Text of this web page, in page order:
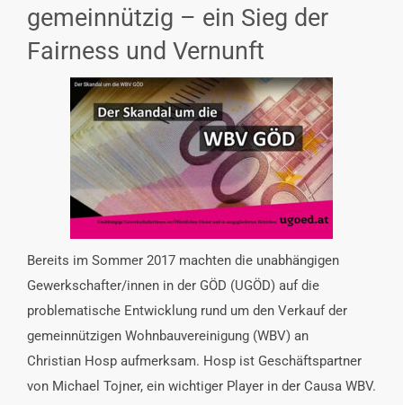
RECHT
VERANSTALTUNGEN
INTERESSENSVERTRETUNG
KONTAKT
gemeinnützig – ein Sieg der
Fairness und Vernunft
Bereits im Sommer 2017 machten die unabhängigen
Gewerkschafter/innen in der GÖD (UGÖD) auf die
problematische Entwicklung rund um den Verkauf der
gemeinnützigen Wohnbauvereinigung (WBV) an
Christian Hosp aufmerksam. Hosp ist Geschäftspartner
von Michael Tojner, ein wichtiger Player in der Causa WBV.